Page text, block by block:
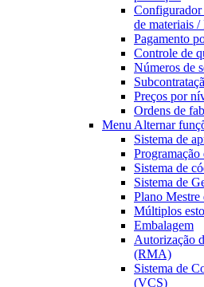
Configurador
de materiais
Pagamento
Controle de
Números de
Preços por
Ordens de
Menu Alternar
Sistema de
Programação
Sistema de
Sistema de
Plano
Múltiplos
Embalagem
Autorização
(RMA)
Sistema de
(VCS)